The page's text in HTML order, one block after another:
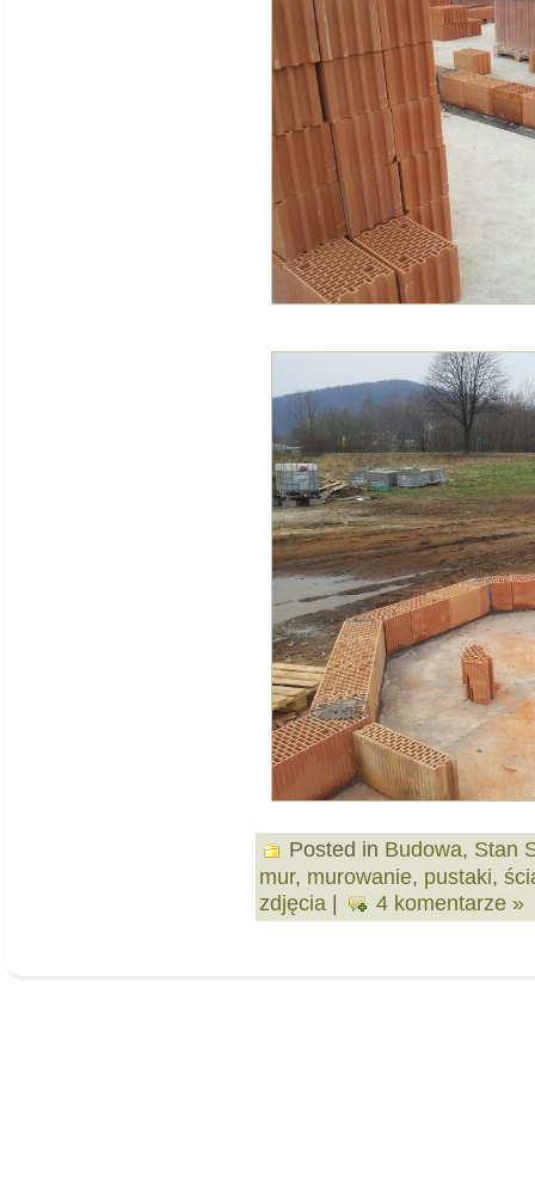
Posted in Budowa, Stan
mur, murowanie, pustaki,
zdjęcia | 4 komentarze »